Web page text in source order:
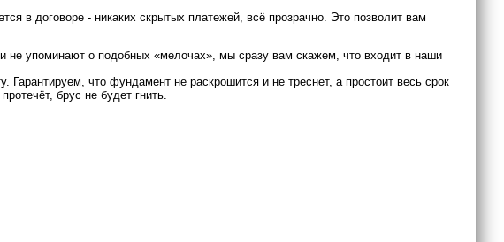
в договоре - никаких скрытых платежей, всё прозрачно. Это позволит вам
не упоминают о подобных «мелочах», мы сразу вам скажем, что входит в наши
что фундамент не раскрошится и не треснет, а простоит весь срок
брус не будет гнить.